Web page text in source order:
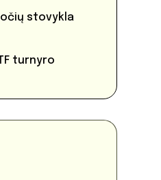
stovykla
turnyro